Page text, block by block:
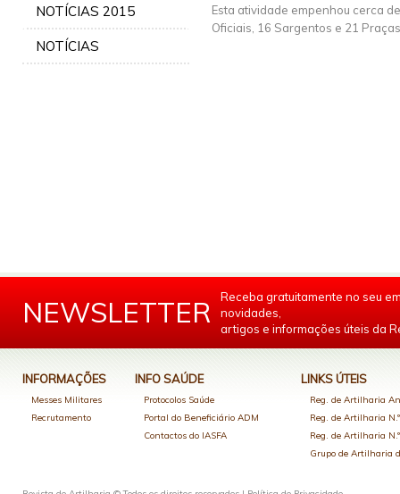
NOTÍCIAS 2015
NOTÍCIAS
Esta atividade empenhou cerca
Oficiais, 16 Sargentos e 21
NEWSLETTER
Receba gratuitamente no seu
novidades,
artigos e informações úteis da
INFORMAÇÕES
Messes Militares
Recrutamento
INFO SAÚDE
Protocolos Saúde
Portal do Beneficiário ADM
Contactos do IASFA
LINKS ÚTEIS
Reg. de Artilharia
Reg. de Artilharia
Reg. de Artilharia
Grupo de Artilharia